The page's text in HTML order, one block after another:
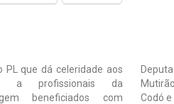
PL que dá celeridade aos
a profissionais da
beneficiados com
Codó